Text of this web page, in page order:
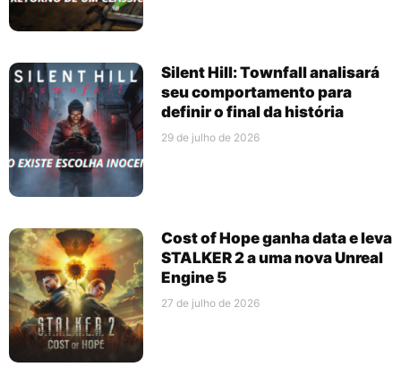
Silent Hill: Townfall analisará
seu comportamento para
definir o final da história
29 de julho de 2026
Cost of Hope ganha data e leva
STALKER 2 a uma nova Unreal
Engine 5
27 de julho de 2026